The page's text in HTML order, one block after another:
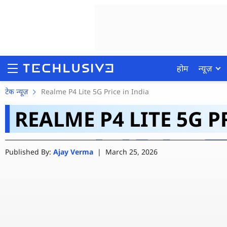
होम न्यूज़
होम
न्यूज़
टेक न्यूज़ Realme P4 Lite 5G Price in India
REALME P4 LITE 5G
Realme के 7000mAh
606 रुपये महीना देकर
Published By: Ajay Verma | March 25, 2026